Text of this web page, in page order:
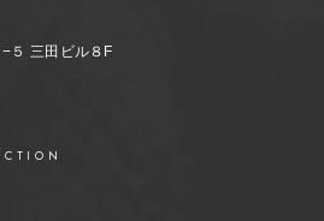
５ 三田ビル８F